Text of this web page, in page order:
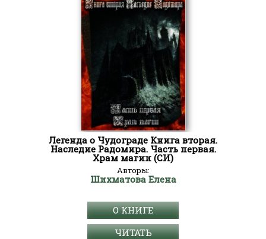
Легенда о Чудограде Книга вторая.
Наследие Радомира. Часть первая.
Храм магии (СИ)
Авторы:
Шихматова Елена
О КНИГЕ
ЧИТАТЬ